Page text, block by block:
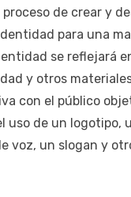
proceso de crear y
para una
se reflejará
y otros
con el público
uso de un logotipo,
voz, un slogan y